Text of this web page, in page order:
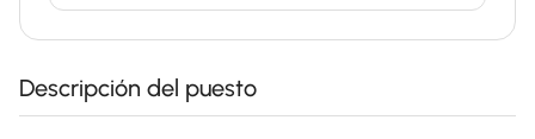
Descripción del puesto